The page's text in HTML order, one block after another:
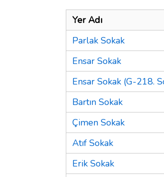
Yer Adı
Parlak Sokak
Ensar Sokak
Ensar Sokak (G-218.
Bartın Sokak
Çimen Sokak
Atıf Sokak
Erik Sokak